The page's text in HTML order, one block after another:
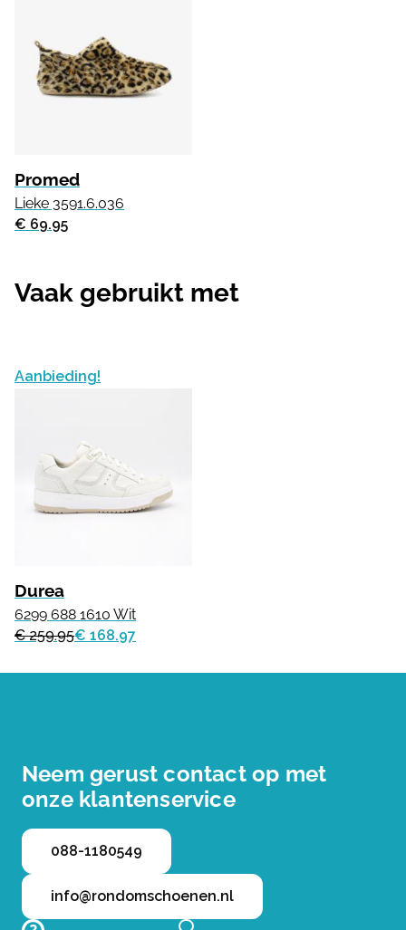
Promed
Lieke 3591.6.036
€ 69.95
Vaak gebruikt met
Aanbieding!
Durea
6299 688 1610 Wit
€ 259.95€ 168.97
Neem gerust contact op met
onze klantenservice
088-1180549
info@rondomschoenen.nl